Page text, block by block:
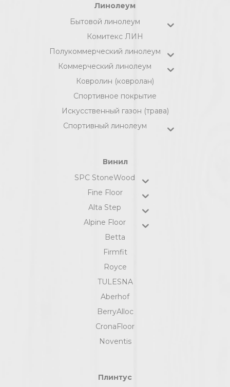
Линолеум
Бытовой линолеум
Комитекс ЛИН
Полукоммерческий линолеум
Коммерческий линолеум
Ковролин (ковролан)
Спортивное покрытие
Искусственный газон (трава)
Спортивный линолеум
Винил
SPC StoneWood
Fine Floor
Alta Step
Alpine Floor
Betta
Firmfit
Royce
TULESNA
Aberhof
BerryAlloc
CronaFloor
Noventis
Плинтус